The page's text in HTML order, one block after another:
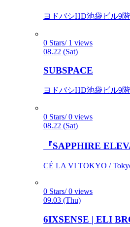
ヨドバシHD池袋ビル9
0 Stars/ 1 views
08.22 (Sat)
SUBSPACE
ヨドバシHD池袋ビル9
0 Stars/ 0 views
08.22 (Sat)
『SAPPHIRE
CÉ LA VI TOKYO /
0 Stars/ 0 views
09.03 (Thu)
6IXSENSE | ELI